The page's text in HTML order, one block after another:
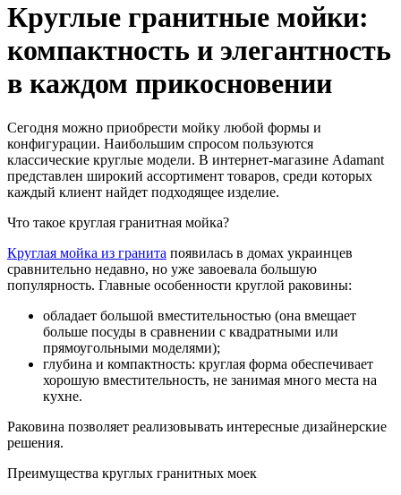
Круглые гранитные мойки:
компактность и элегантность
в каждом прикосновении
Сегодня можно приобрести мойку любой формы и
конфигурации. Наибольшим спросом пользуются
классические круглые модели. В интернет-магазине Adamant
представлен широкий ассортимент товаров, среди которых
каждый клиент найдет подходящее изделие.
Что такое круглая гранитная мойка?
Круглая мойка из гранита появилась в домах украинцев
сравнительно недавно, но уже завоевала большую
популярность. Главные особенности круглой раковины:
обладает большой вместительностью (она вмещает
больше посуды в сравнении с квадратными или
прямоугольными моделями);
глубина и компактность: круглая форма обеспечивает
хорошую вместительность, не занимая много места на
кухне.
Раковина позволяет реализовывать интересные дизайнерские
решения.
Преимущества круглых гранитных моек